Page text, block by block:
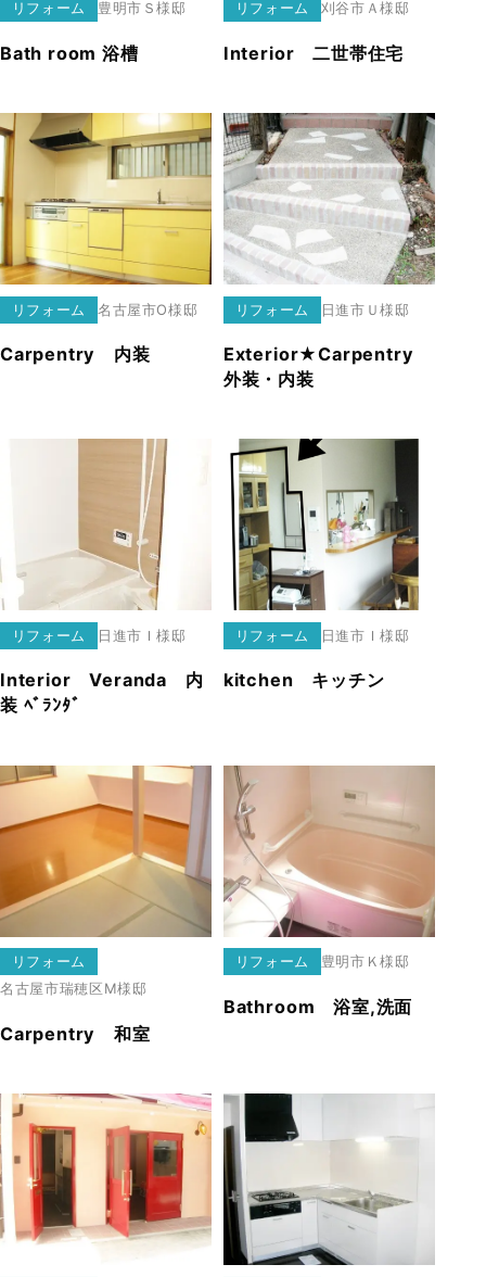
リフォーム 豊明市 Ｓ様邸
Bath room 浴槽
リフォーム 刈谷市 Ａ様邸
Interior 二世帯住宅
リフォーム 名古屋市O様邸
Carpentry 内装
リフォーム 日進市 Ｕ様邸
Exterior★Carpentry
外装・内装
リフォーム 日進市 Ｉ様邸
Interior Veranda 内
装 ﾍﾞﾗﾝﾀﾞ
リフォーム 日進市 Ｉ様邸
kitchen キッチン
リフォーム
名古屋市瑞穂区M様邸
Carpentry 和室
リフォーム 豊明市 Ｋ様邸
Bathroom 浴室,洗面